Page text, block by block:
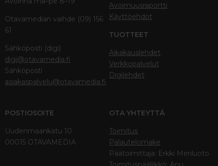
Otavamedian vaihde (09) 156
61
Sähköposti (digi)
digi@otavamedia.fi
Sähköposti
asiakaspalvelu@otavamedia.fi
Avoimuusraportti
Käyttöehdot
TUOTTEET
Aikakauslehdet
Verkkopalvelut
Digilehdet
POSTIOSOITE
Uudenmaankatu 10
00015 OTAVAMEDIA
OTA YHTEYTTÄ
Toimitus
Palautelomake
Päätoimittaja: Erkki Meriluoto